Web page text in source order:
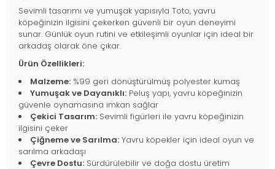
Sevimli tasarımı ve yumuşak yapısıyla Toto, yavru
köpeğinizin ilgisini çekerken güvenli bir oyun deneyimi
sunar. Günlük oyun rutini ve etkileşimli oyunlar için ideal bir
arkadaş olarak öne çıkar.
Ürün Özellikleri:
Malzeme: %99 geri dönüştürülmüş polyester kumaş
Yumuşak ve Dayanıklı: Peluş yapı, yavru köpeğinizin
güvenle oynamasına imkan sağlar
Çekici Tasarım: Sevimli figürleri ile yavru köpeğinizin
ilgisini çeker
Çiğneme ve Sarılma: Yavru köpekler için ideal oyun ve
sarılma arkadaşı
Çevre Dostu: Sürdürülebilir ve doğa dostu üretim